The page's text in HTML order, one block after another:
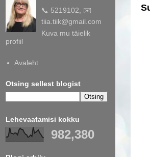
📞 5219102, ✉️
tiia.tiik@gmail.com
Kuva mu täielik
profiil
Avaleht
Otsing sellest blogist
Lehevaatamisi kokku
982,380